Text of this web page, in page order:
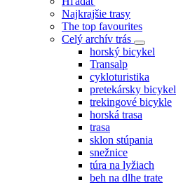
Najkrajšie trasy
The top favourites
Celý archív trás
horský bicykel
Transalp
cykloturistika
pretekársky bicykel
trekingové bicykle
horská trasa
trasa
sklon stúpania
snežnice
túra na lyžiach
beh na dlhe trate